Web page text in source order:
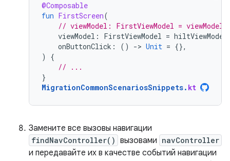
@Composable
fun FirstScreen(
// viewModel: FirstViewModel =
viewModel : FirstViewModel = hiltViewModel
onButtonClick : () -> Unit = {},
)
{
// ...
}
MigrationCommonScenariosSnippets. kt
Замените все вызовы навигации
findNavController() вызовами navController
и передавайте их в качестве событий навигации